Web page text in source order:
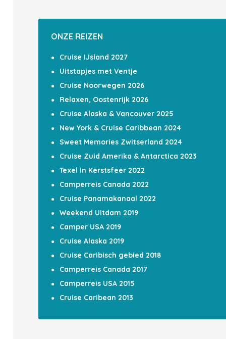
ONZE REIZEN
Cruise IJsland 2027
Uitstapjes met Ventje
Cruise Noorwegen 2026
Relaxen, Oostenrijk 2026
Cruise Alaska & Vancouver 2025
New York & Cruise Caribbean 2024
Sweet Memories Zwitserland 2024
Cruise Zuid Amerika & Antarctica 2023
Texel in Kerstsfeer 2022
Camperreis Canada 2022
Cruise Panamakanaal 2022
Weekend Uitdam 2019
Camper USA 2019
Cruise Alaska 2019
Cruise Caribisch gebied 2018
Camperreis Canada 2017
Camperreis USA 2015
Cruise Caribean 2013